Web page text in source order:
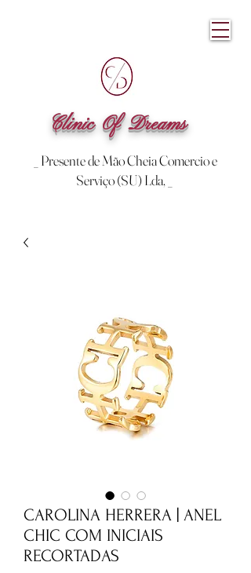
Clinic Of Dreams
_ Presente de Mão Cheia Comercio e
Serviço (SU) Lda, _
CAROLINA HERRERA | ANEL
CHIC COM INICIAIS
RECORTADAS